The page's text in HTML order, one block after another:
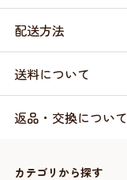
配送方法
送料について
返品・交換について
カテゴリから探す